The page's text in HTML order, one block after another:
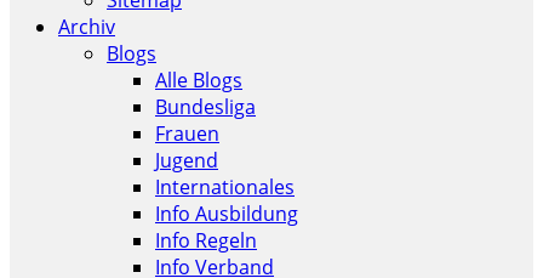
Archiv
Blogs
Alle Blogs
Bundesliga
Frauen
Jugend
Internationales
Info Ausbildung
Info Regeln
Info Verband